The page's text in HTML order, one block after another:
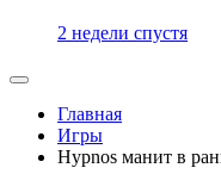
2 недели спустя
Главная
Игры
Hypnos манит в